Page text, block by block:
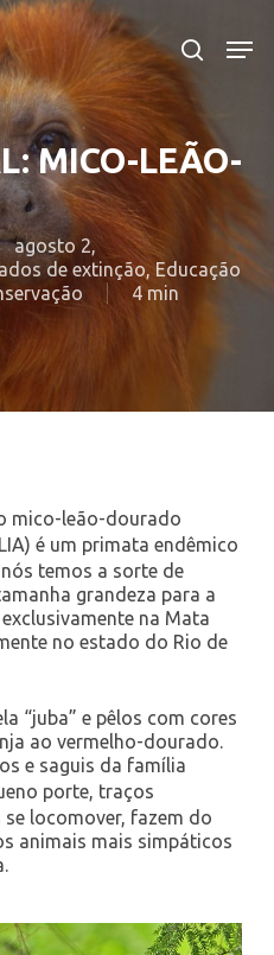
search
MICO-LEÃO-
agosto 2,
de extinção, Educação
4 min
mico-leão-dourado
) é um primata endêmico
temos a sorte de
grandeza para a
na Mata
no estado do Rio de
“juba” e pêlos com cores
ao vermelho-dourado.
e saguis da família
porte, traços
locomover, fazem do
animais mais simpáticos